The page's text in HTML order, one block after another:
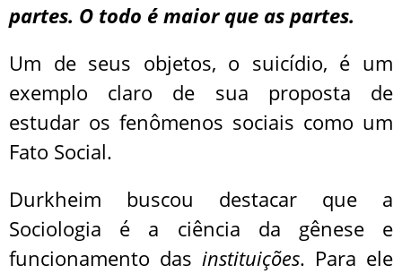
partes. O todo é maior que as partes.
Um de seus objetos, o suicídio, é um
exemplo claro de sua proposta de
estudar os fenômenos sociais como um
Fato Social.
Durkheim buscou destacar que a
Sociologia é a ciência da gênese e
funcionamento das instituições. Para ele